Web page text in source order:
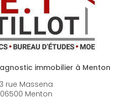
3 rue Massena